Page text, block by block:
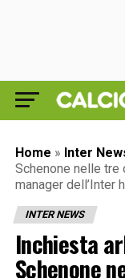
Home » Inter
Schenone nelle
manager dell’Inter
INTER NEWS
Inchiesta
Schenone